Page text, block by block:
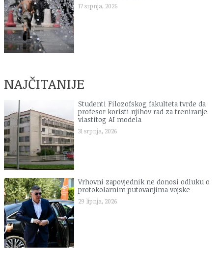
17 srpnja, 2026
NAJČITANIJE
Studenti Filozofskog fakulteta tvrde da
profesor koristi njihov rad za treniranje
vlastitog AI modela
31 srpnja, 2026
Vrhovni zapovjednik ne donosi odluku o
protokolarnim putovanjima vojske
29 lipnja, 2026